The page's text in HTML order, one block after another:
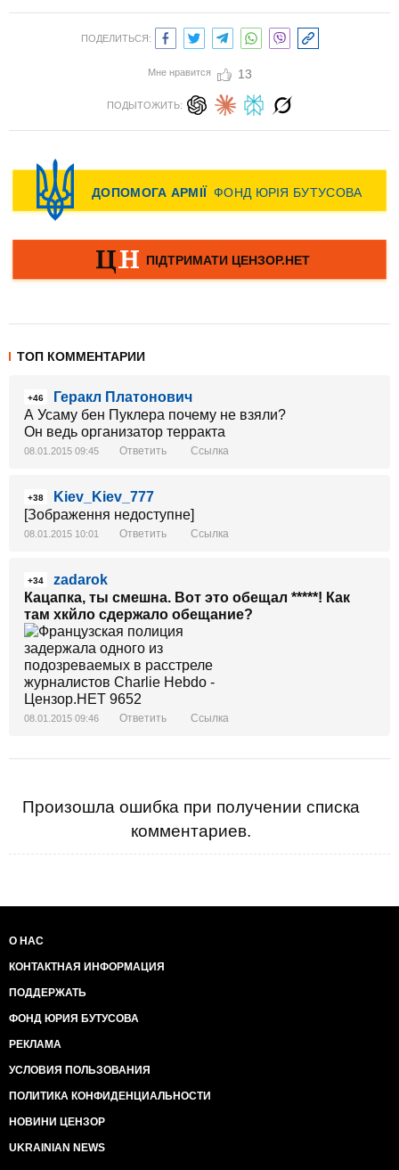
ПОДЕЛИТЬСЯ:
Мне нравится 13
ПОДЫТОЖИТЬ:
ТОП КОММЕНТАРИИ
+46
Геракл Платонович
А Усаму бен Пуклера почему не взяли?
Он ведь организатор терракта
08.01.2015 09:45 Ответить Ссылка
+38
Kiev_Kiev_777
[Зображення недоступне]
08.01.2015 10:01 Ответить Ссылка
+34
zadarok
Кацапка, ты смешна. Вот это обещал *****! Как
там хкйло сдержало обещание?
08.01.2015 09:46 Ответить Ссылка
Произошла ошибка при получении списка
комментариев.
О НАС
КОНТАКТНАЯ ИНФОРМАЦИЯ
ПОДДЕРЖАТЬ
ФОНД ЮРИЯ БУТУСОВА
РЕКЛАМА
УСЛОВИЯ ПОЛЬЗОВАНИЯ
ПОЛИТИКА КОНФИДЕНЦИАЛЬНОСТИ
НОВИНИ ЦЕНЗОР
UKRAINIAN NEWS